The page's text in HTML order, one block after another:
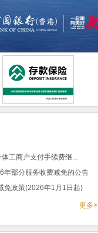
工商户支付手续费继...
年部分服务收费减免的公告
免政策(2026年1月1日起)
更多>